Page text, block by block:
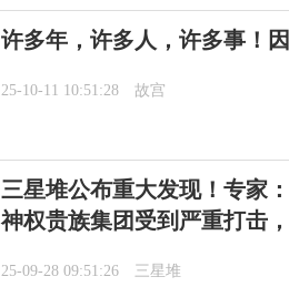
许多年，许多人，许多事！
25-10-11 10:51:28 故宫
三星堆公布重大发现！专家
神权贵族集团受到严重打击
25-09-28 09:51:26 三星堆